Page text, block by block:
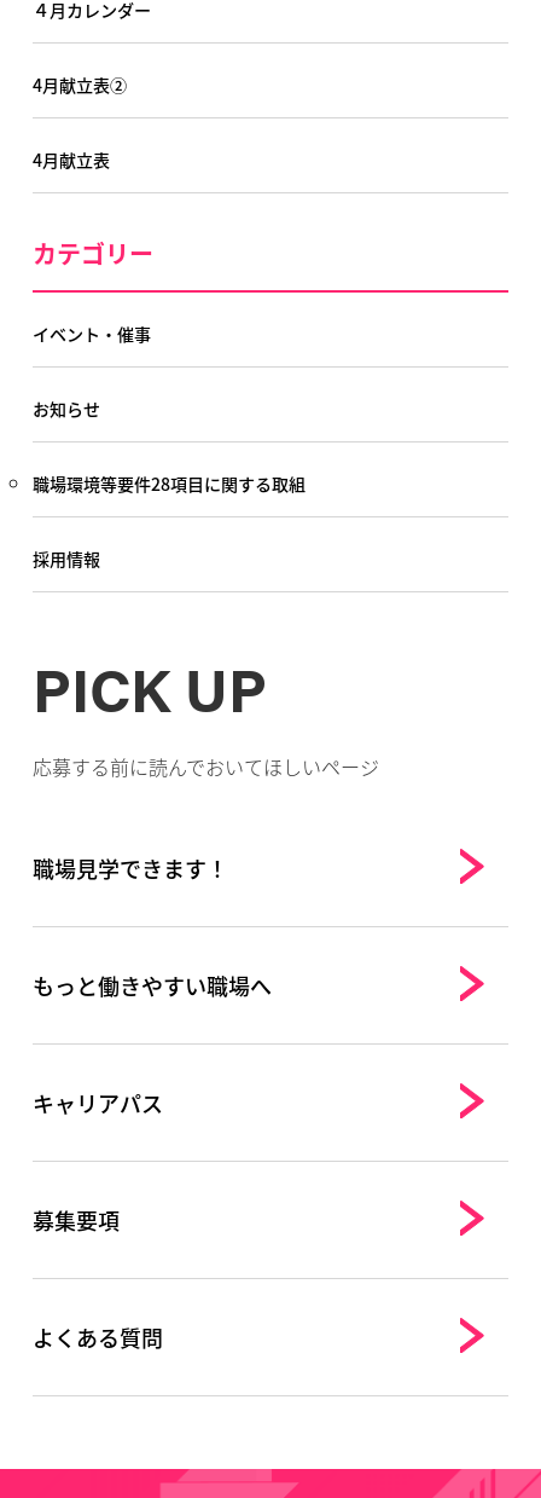
４月カレンダー
4月献立表②
4月献立表
カテゴリー
イベント・催事
お知らせ
職場環境等要件28項目に関する取組
採用情報
PICK UP
応募する前に読んでおいてほしいページ
職場見学できます！
もっと働きやすい職場へ
キャリアパス
募集要項
よくある質問